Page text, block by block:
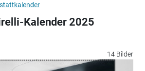
Kalender 2025
14 Bilder